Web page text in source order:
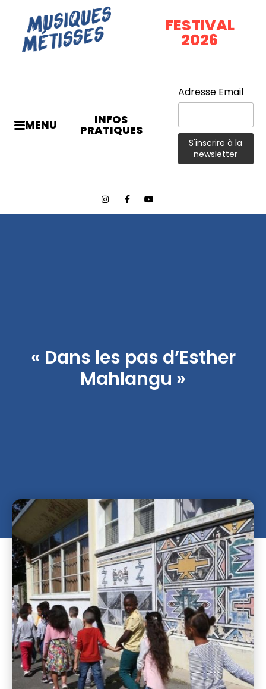
FESTIVAL
2026
MENU INFOS
PRATIQUES
Adresse Email
« Dans les pas d’Esther
Mahlangu »